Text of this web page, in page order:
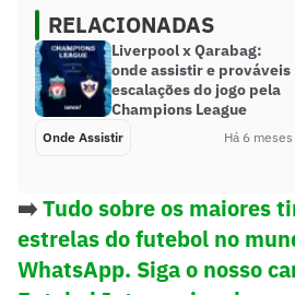
RELACIONADAS
Liverpool x Qarabag:
onde assistir e prováveis
escalações do jogo pela
Champions League
Onde Assistir Há 6 meses
➡️Tudo sobre os maiores
estrelas do futebol no
WhatsApp. Siga o nosso